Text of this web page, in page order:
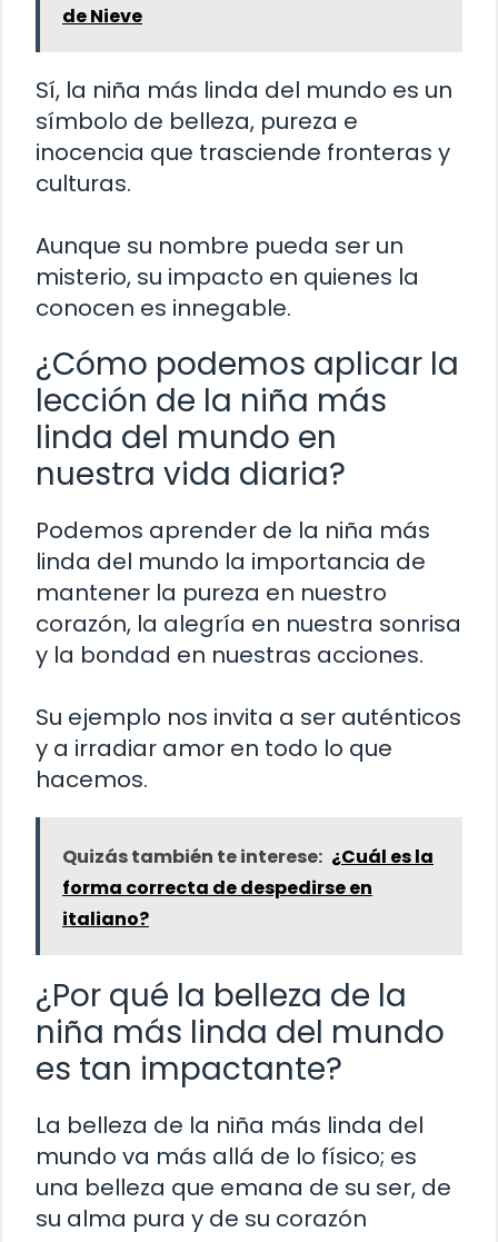
de Nieve
Sí, la niña más linda del mundo es un
símbolo de belleza, pureza e
inocencia que trasciende fronteras y
culturas.
Aunque su nombre pueda ser un
misterio, su impacto en quienes la
conocen es innegable.
¿Cómo podemos aplicar la
lección de la niña más
linda del mundo en
nuestra vida diaria?
Podemos aprender de la niña más
linda del mundo la importancia de
mantener la pureza en nuestro
corazón, la alegría en nuestra sonrisa
y la bondad en nuestras acciones.
Su ejemplo nos invita a ser auténticos
y a irradiar amor en todo lo que
hacemos.
Quizás también te interese: ¿Cuál es la
forma correcta de despedirse en
italiano?
¿Por qué la belleza de la
niña más linda del mundo
es tan impactante?
La belleza de la niña más linda del
mundo va más allá de lo físico; es
una belleza que emana de su ser, de
su alma pura y de su corazón